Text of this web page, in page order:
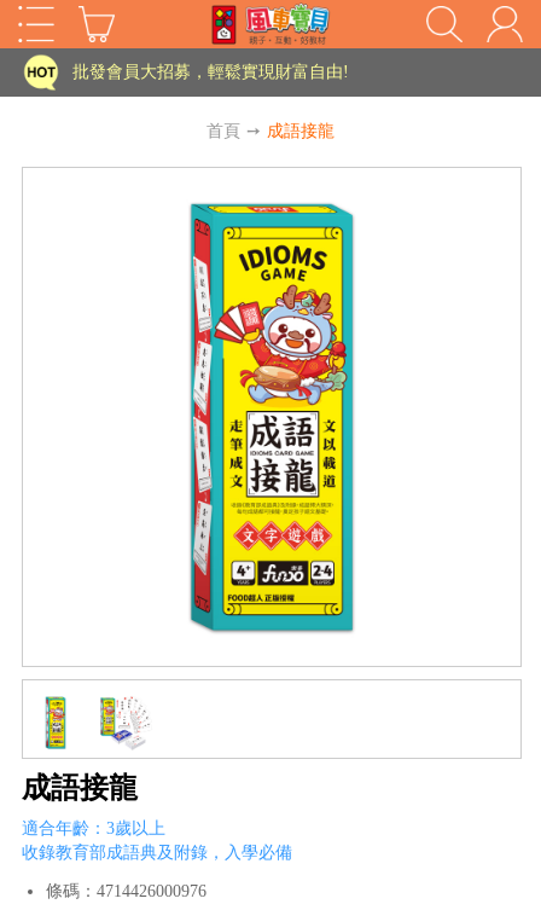
家長樂了!「風車書版集團暨FOOD超人企業總部」目前正興建中!
批發會員大招募，輕鬆實現財富自由!
老師您好!!幼教會員火熱招募中~
海外購物免煩惱！點我查看『海外購物流程說明』
批發會員大招募，輕鬆實現財富自由!
老師您好!!幼教會員火熱招募中~
海外購物免煩惱！點我查看『海外購物流程說明』
首頁 ➙ 成語接龍
成語接龍
適合年齡：3歲以上
收錄教育部成語典及附錄，入學必備
條碼：4714426000976